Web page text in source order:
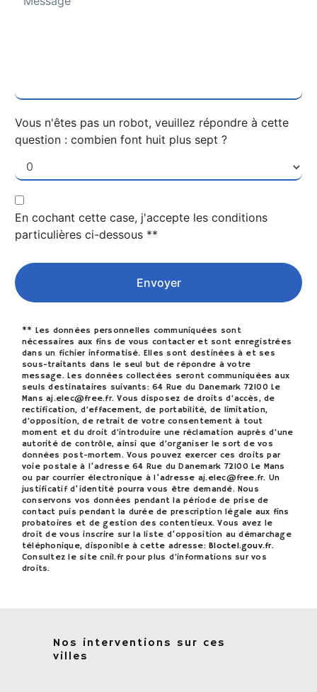
Vous n'êtes pas un robot, veuillez répondre à cette
question : combien font huit plus sept ?
En cochant cette case, j'accepte les conditions
particulières ci-dessous **
Envoyer
** Les données personnelles communiquées sont
nécessaires aux fins de vous contacter et sont enregistrées
dans un fichier informatisé. Elles sont destinées à et ses
sous-traitants dans le seul but de répondre à votre
message. Les données collectées seront communiquées aux
seuls destinataires suivants: 64 Rue du Danemark 72100 Le
Mans aj.elec@free.fr. Vous disposez de droits d’accès, de
rectification, d’effacement, de portabilité, de limitation,
d’opposition, de retrait de votre consentement à tout
moment et du droit d’introduire une réclamation auprès d’une
autorité de contrôle, ainsi que d’organiser le sort de vos
données post-mortem. Vous pouvez exercer ces droits par
voie postale à l'adresse 64 Rue du Danemark 72100 Le Mans
ou par courrier électronique à l'adresse aj.elec@free.fr. Un
justificatif d'identité pourra vous être demandé. Nous
conservons vos données pendant la période de prise de
contact puis pendant la durée de prescription légale aux fins
probatoires et de gestion des contentieux. Vous avez le
droit de vous inscrire sur la liste d'opposition au démarchage
téléphonique, disponible à cette adresse:Bloctel.gouv.fr.
Consultez le site cnil.fr pour plus d’informations sur vos
droits.
Nos interventions sur ces
villes